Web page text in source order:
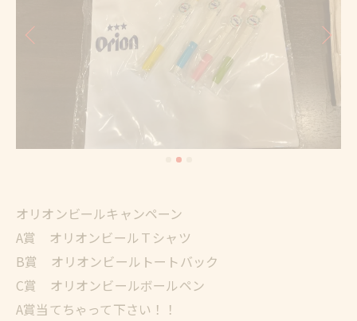
オリオンビールキャンペーン
A賞 オリオンビールＴシャツ
B賞 オリオンビールトートバック
C賞 オリオンビールボールペン
A賞当てちゃって下さい！！